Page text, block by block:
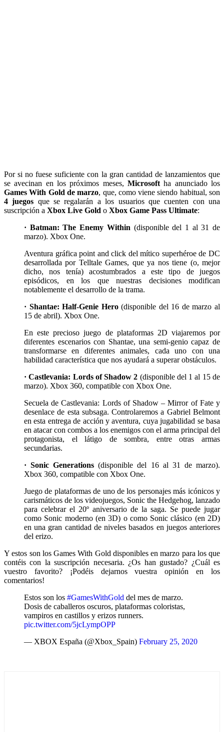
Por si no fuese suficiente con la gran cantidad de lanzamientos que
se avecinan en los próximos meses, Microsoft ha anunciado los
Games With Gold de marzo, que, como viene siendo habitual, son
4 juegos que se regalarán a los usuarios que cuenten con una
suscripción a Xbox Live Gold o Xbox Game Pass Ultimate:
· Batman: The Enemy Within (disponible del 1 al 31 de
marzo). Xbox One.
Aventura gráfica point and click del mítico superhéroe de DC
desarrollada por Telltale Games, que ya nos tiene (o, mejor
dicho, nos tenía) acostumbrados a este tipo de juegos
episódicos, en los que nuestras decisiones modifican
notablemente el desarrollo de la trama.
· Shantae: Half-Genie Hero(disponible del 16 de marzo al
15 de abril). Xbox One.
En este precioso juego de plataformas 2D viajaremos por
diferentes escenarios con Shantae, una semi-genio capaz de
transformarse en diferentes animales, cada uno con una
habilidad característica que nos ayudará a superar obstáculos.
· Castlevania: Lords of Shadow 2 (disponible del 1 al 15 de
marzo). Xbox 360, compatible con Xbox One.
Secuela de Castlevania: Lords of Shadow – Mirror of Fate y
desenlace de esta subsaga. Controlaremos a Gabriel Belmont
en esta entrega de acción y aventura, cuya jugabilidad se basa
en atacar con combos a los enemigos con el arma principal del
protagonista, el látigo de sombra, entre otras armas
secundarias.
· Sonic Generations (disponible del 16 al 31 de marzo).
Xbox 360, compatible con Xbox One.
Juego de plataformas de uno de los personajes más icónicos y
carismáticos de los videojuegos, Sonic the Hedgehog, lanzado
para celebrar el 20º aniversario de la saga. Se puede jugar
como Sonic moderno (en 3D) o como Sonic clásico (en 2D)
en una gran cantidad de niveles basados en juegos anteriores
del erizo.
Y estos son los Games With Gold disponibles en marzo para los que
contéis con la suscripción necesaria. ¿Os han gustado? ¿Cuál es
vuestro favorito? ¡Podéis dejarnos vuestra opinión en los
comentarios!
Estos son los #GamesWithGold del mes de marzo.
Dosis de caballeros oscuros, plataformas coloristas,
vampiros en castillos y erizos runners.
pic.twitter.com/5jcLympOPP
— XBOX España (@Xbox_Spain) February 25, 2020